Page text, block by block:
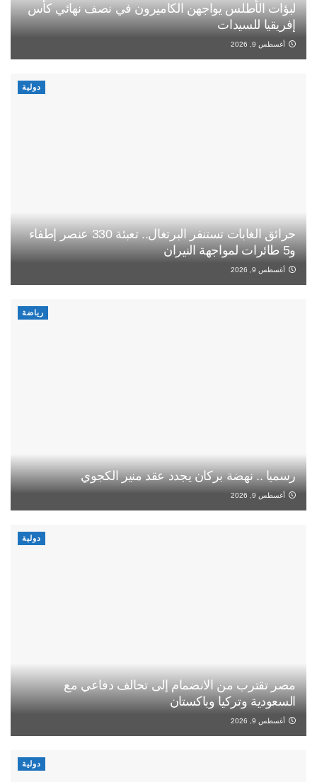
لبؤات الأطلس يواجهن الكاميرون في نصف نهائي كأس
إفريقيا للسيدات
أغسطس 9, 2026
دولية
حرائق الغابات تستنفر البرتغال.. تعبئة 330 عنصر إطفاء
و5 طائرات لمواجهة النيران
أغسطس 9, 2026
رياضة
رسميا .. نهضة بركان يجدد عقد منير الكجوي
أغسطس 9, 2026
دولية
مصر تقترب من الانضمام إلى تحالف دفاعي مع
السعودية وتركيا وباكستان
أغسطس 9, 2026
دولية